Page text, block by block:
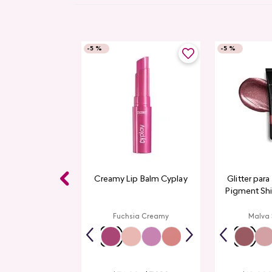
-5 %
Creamy Lip Balm Cyplay
Fuchsia Creamy
-5 %
Glitter para
Pigment
Malva